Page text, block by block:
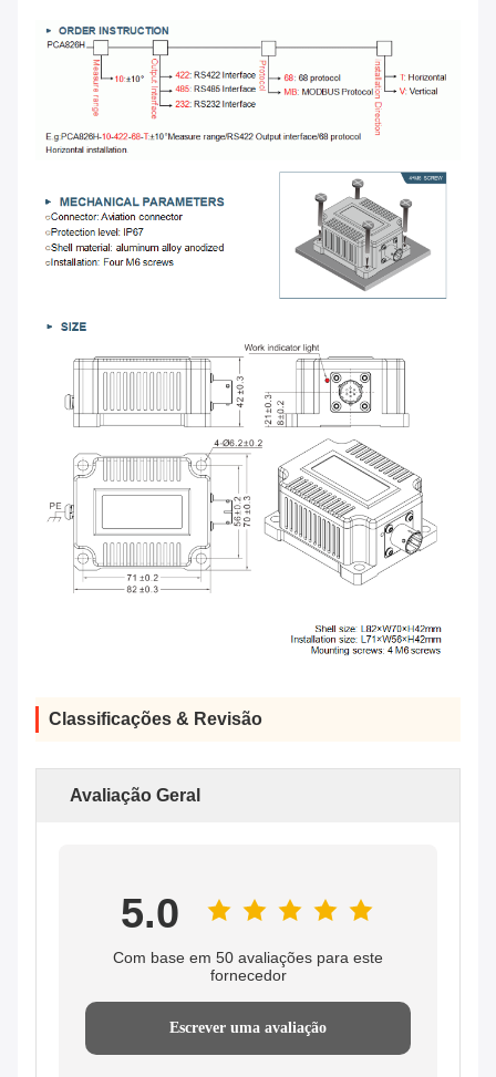
Classificações & Revisão
Avaliação Geral
5.0
Com base em 50 avaliações para este
fornecedor
Escrever uma avaliação